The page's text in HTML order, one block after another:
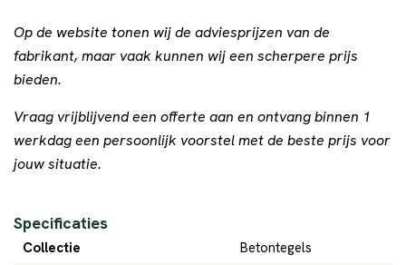
Op de website tonen wij de adviesprijzen van de
fabrikant, maar vaak kunnen wij een scherpere prijs
bieden.
Vraag vrijblijvend een offerte aan en ontvang binnen 1
werkdag een persoonlijk voorstel met de beste prijs voor
jouw situatie.
Specificaties
Collectie
Betontegels